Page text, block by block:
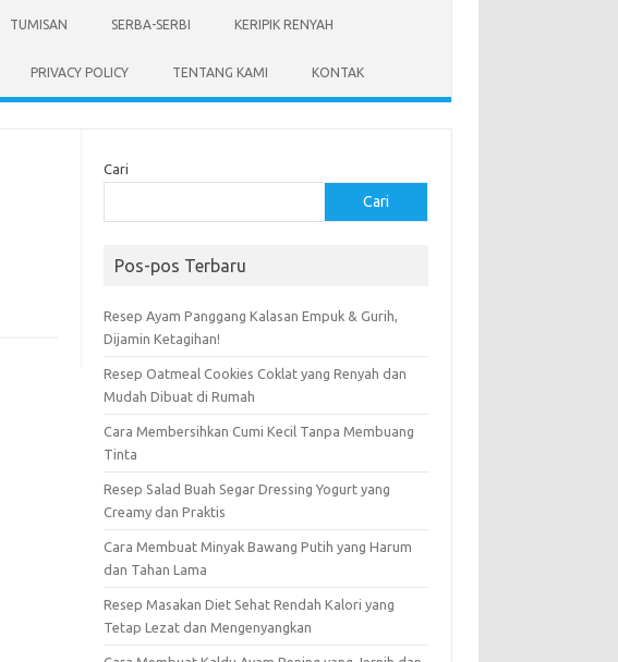
TUMISAN SERBA-SERBI KERIPIK RENYAH
PRIVACY POLICY TENTANG KAMI KONTAK
Cari
Cari
Pos-pos Terbaru
Resep Ayam Panggang Kalasan Empuk & Gurih,
Dijamin Ketagihan!
Resep Oatmeal Cookies Coklat yang Renyah dan
Mudah Dibuat di Rumah
Cara Membersihkan Cumi Kecil Tanpa Membuang
Tinta
Resep Salad Buah Segar Dressing Yogurt yang
Creamy dan Praktis
Cara Membuat Minyak Bawang Putih yang Harum
dan Tahan Lama
Resep Masakan Diet Sehat Rendah Kalori yang
Tetap Lezat dan Mengenyangkan